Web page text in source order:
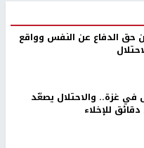
حق الدفاع عن النفس وواقع
غزة.. والاحتلال يصعّد
للإخلاء